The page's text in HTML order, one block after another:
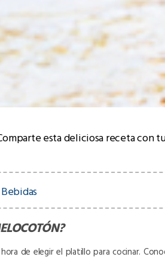
esta deliciosa receta con
Bebidas
?
de elegir el platillo para cocinar.